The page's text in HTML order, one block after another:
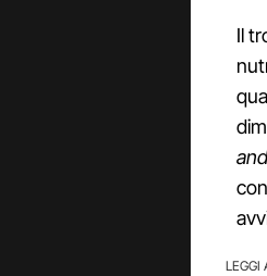
Il
LEGGI